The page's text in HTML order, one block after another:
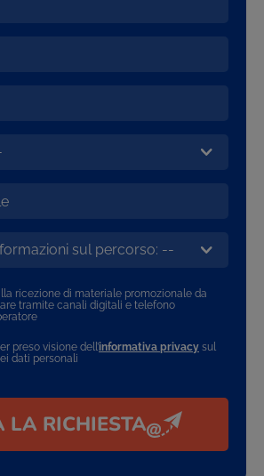
ricezione di materiale promozionale da
tramite canali digitali e telefono
preso visione dell’informativa privacy sul
dati personali
LA RICHIESTA